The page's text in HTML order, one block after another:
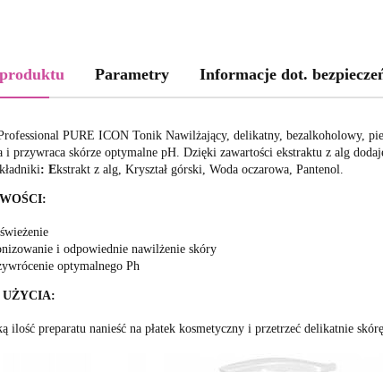
Parametry Informacje dot.
PURE ICON Tonik Nawilżający, delikatny, bezalkoholowy,
i przywraca skórze optymalne pH. Dzięki zawartości ekstraktu z alg
: Ekstrakt z alg, Kryształ górski, Woda oczarowa, Pantenol.
i odpowiednie nawilżenie skóry
optymalnego Ph
UŻYCIA:
ilość preparatu nanieść na płatek kosmetyczny i przetrzeć delikatnie skórę